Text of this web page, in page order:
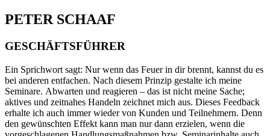
PETER SCHAAF
GESCHÄFTSFÜHRER
Ein Sprichwort sagt: Nur wenn das Feuer in dir brennt, kannst du es
bei anderen entfachen. Nach diesem Prinzip gestalte ich meine
Seminare. Abwarten und reagieren – das ist nicht meine Sache;
aktives und zeitnahes Handeln zeichnet mich aus. Dieses Feedback
erhalte ich auch immer wieder von Kunden und Teilnehmern. Denn
den gewünschten Effekt kann man nur dann erzielen, wenn die